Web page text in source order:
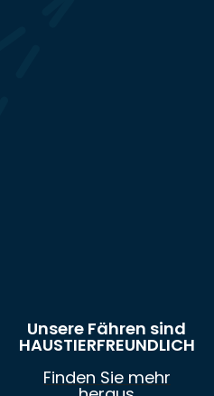
Unsere Fähren sind
HAUSTIERFREUNDLICH
Finden Sie mehr